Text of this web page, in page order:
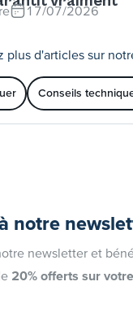
17/07/2026
plus d'articles sur
Conseils
notre
newsletter et
20% offerts sur